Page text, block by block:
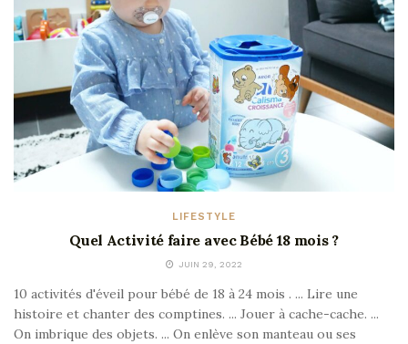
LIFESTYLE
Quel Activité faire avec Bébé 18 mois ?
JUIN 29, 2022
10 activités d'éveil pour bébé de 18 à 24 mois . ... Lire une
histoire et chanter des comptines. ... Jouer à cache-cache. ...
On imbrique des objets. ... On enlève son manteau ou ses